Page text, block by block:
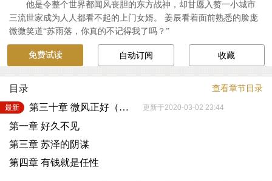
他是令整个世界都闻风丧胆的东方战神，却甘愿入赘一小城市
三流世家成为人人都看不起的上门女婿。 姜辰看着面前熟悉的脸庞
微微笑道“苏雨落，你真的不记得我了吗？”
免费试读 自动订阅 收藏
目录 查看章节目录
最新 第三十章 微风正好（大结局） 更新于2020-03-02 23:44
第一章 好久不见
第三章 苏泽的阴谋
第四章 有钱就是任性